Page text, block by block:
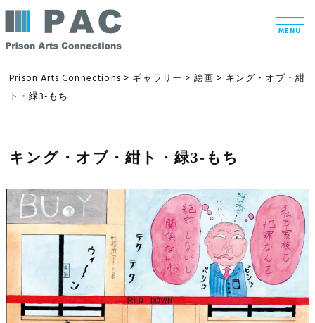
コ
ン
テ
ン
キ
プ
t
o
e
n
MENU
Prison Arts Connections > ギャラリー > 絵画 > キング・オブ・紺
ト・緑3-もち
キング・オブ・紺ト・緑3-もち